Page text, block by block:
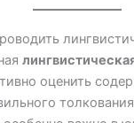
оценить